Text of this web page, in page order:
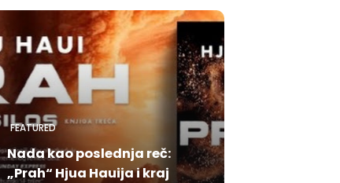
FEATURED
Nada kao poslednja reč:
„Prah“ Hjua Hauija i kraj